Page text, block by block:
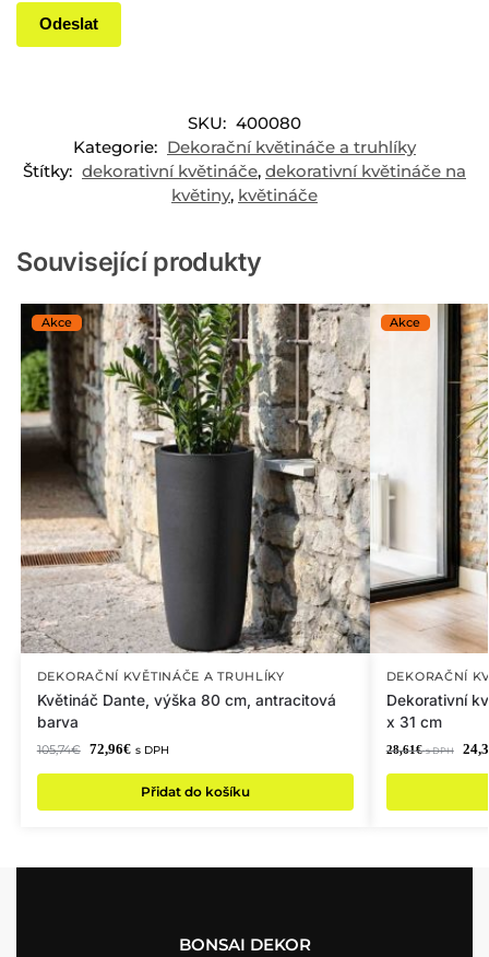
SKU: 400080
Kategorie: Dekorační květináče a truhlíky
Štítky: dekorativní květináče, dekorativní květináče na
květiny, květináče
Související produkty
DEKORAČNÍ KVĚTINÁČE A TRUHLÍKY
Květináč Dante, výška 80 cm, antracitová
barva
105,74€ 72,96€ s DPH
Přidat do košíku
DEKORAČNÍ
Dekorativní
x 31 cm
28,61€ s DPH
BONSAI DEKOR